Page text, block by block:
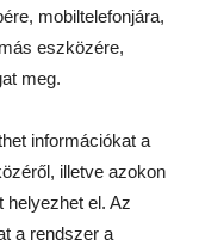
mobiltelefonjára,
eszközére,
meg.
információkat a
illetve azokon
helyezhet el. Az
a rendszer a